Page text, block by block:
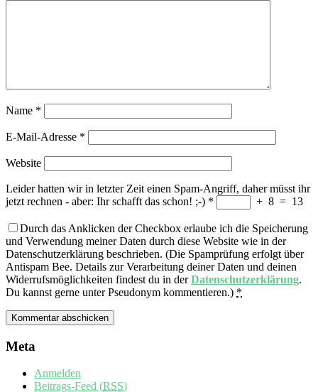
Name *
E-Mail-Adresse *
Website
Leider hatten wir in letzter Zeit einen Spam-Angriff, daher müsst ihr
jetzt rechnen - aber: Ihr schafft das schon! ;-) * + 8 = 13
Durch das Anklicken der Checkbox erlaube ich die Speicherung
und Verwendung meiner Daten durch diese Website wie in der
Datenschutzerklärung beschrieben. (Die Spamprüfung erfolgt über
Antispam Bee. Details zur Verarbeitung deiner Daten und deinen
Widerrufsmöglichkeiten findest du in derDatenschutzerklärung.
Du kannst gerne unter Pseudonym kommentieren.) *
Meta
Anmelden
Beitrags-Feed (RSS)